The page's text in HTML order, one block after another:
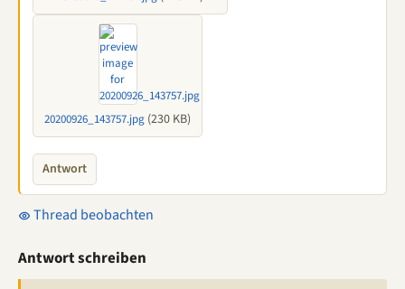
20200926_143757.jpg (230 KB)
Antwort
Thread beobachten
Antwort schreiben